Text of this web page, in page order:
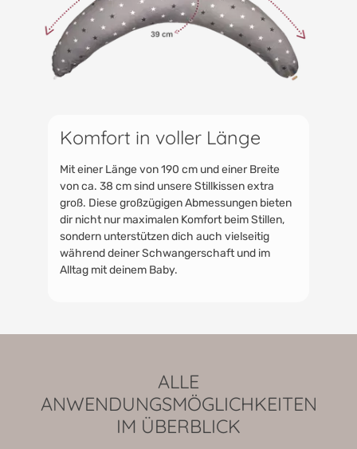
Komfort in voller Länge
Mit einer Länge von 190 cm und einer Breite
von ca. 38 cm sind unsere Stillkissen extra
groß. Diese großzügigen Abmessungen bieten
dir nicht nur maximalen Komfort beim Stillen,
sondern unterstützen dich auch vielseitig
während deiner Schwangerschaft und im
Alltag mit deinem Baby.
ALLE
ANWENDUNGSMÖGLICHKEITEN
IM ÜBERBLICK